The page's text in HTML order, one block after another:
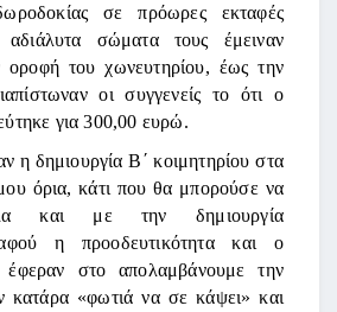
σε πρόωρες εκταφές
σώματα τους έμειναν
οροφή του χωνευτηρίου, έως την
οι συγγενείς το ότι ο
για 300,00 ευρώ.
η δημιουργία Β΄ κοιμητηρίου στα
όρια, κάτι που θα μπορούσε να
και με την δημιουργία
η προοδευτικότητα και ο
έφεραν στο απολαμβάνουμε την
κατάρα «φωτιά να σε κάψει» και